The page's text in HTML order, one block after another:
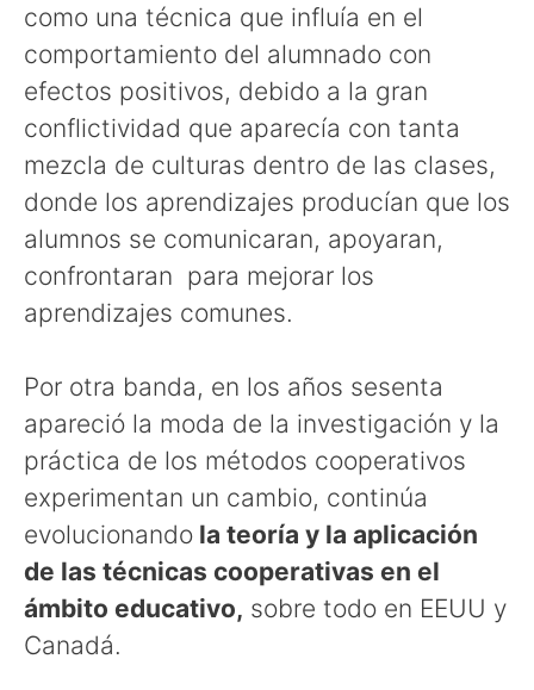
como una técnica que influía en el
comportamiento del alumnado con
efectos positivos, debido a la gran
conflictividad que aparecía con tanta
mezcla de culturas dentro de las clases,
donde los aprendizajes producían que los
alumnos se comunicaran, apoyaran,
confrontaran para mejorar los
aprendizajes comunes.
Por otra banda, en los años sesenta
apareció la moda de la investigación y la
práctica de los métodos cooperativos
experimentan un cambio, continúa
evolucionando la teoría y la aplicación
de las técnicas cooperativas en el
ámbito educativo, sobre todo en EEUU y
Canadá.